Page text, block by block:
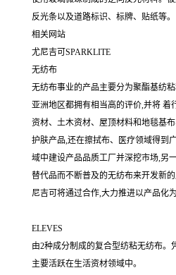
反光条以及道路标识、标牌、贴纸等。
相关网站
尤尼吉可SPARKLITE
无纺布
无纺布事业的产品主要分为聚酯基纺
亚洲地区都拥有相当高的评价,并将 着
资材、土木资材、屋顶材料和地毯基
护肤产品,还在擦拭布、医疗领域得到
域中建设产品品质工厂并深挖市场,另
替代品而不断普及的无纺布来开发新
尼吉可将通过合作,大力推进以产品化
ELEVES
由2种成分制成的复合型纺粘无纺布。
主要活跃在生活资材领域中。